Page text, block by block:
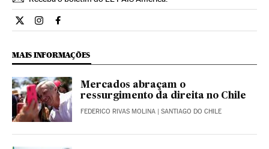
Economia El País Brasil en Twitter
Economia El País Brasil en Instagram
Economia El País Brasil en Facebook
MAIS INFORMAÇÕES
Mercados abraçam o
ressurgimento da direita no Chile
FEDERICO RIVAS MOLINA | SANTIAGO DO CHILE